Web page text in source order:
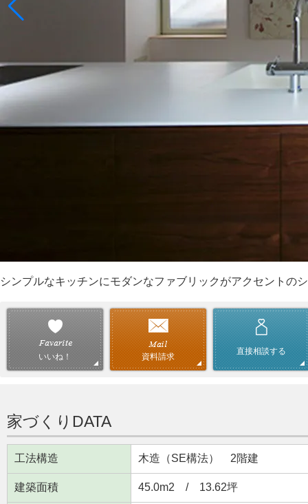
シンプルなキッチンにモダンなファブリックがアクセントの
いいね！ 資料請求
直接相談する
家づくりDATA
工法構造 木造（SE構法） 2階建
建築面積 45.0m2 / 13.62坪